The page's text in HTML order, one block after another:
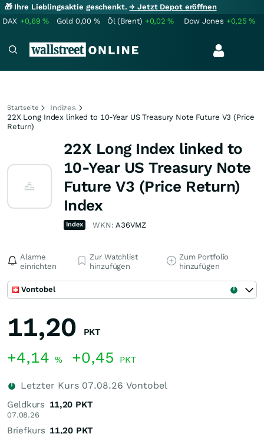
🎁 Ihre Lieblingsaktie geschenkt.→ Jetzt Depot eröffnen
DAX +0,69% Gold 0,00 % Öl (Brent) +0,02% Dow Jones +0,25%
Startseite
Indizes
22X Long Index linked to 10-Year US Treasury Note Future V3 (Price
Return)
22X Long Index linked to
10-Year US Treasury Note
Future V3 (Price Return)
Index
Index WKN:A36VMZ
Alarme
einrichten
Zur Watchlist
hinzufügen
Zum Portfolio
hinzufügen
Vontobel
11,20 PKT
+4,14 % +0,45 PKT
Letzter Kurs 07.08.26 Vontobel
Geldkurs
07.08.26
11,20 PKT
Briefkurs 11,20 PKT